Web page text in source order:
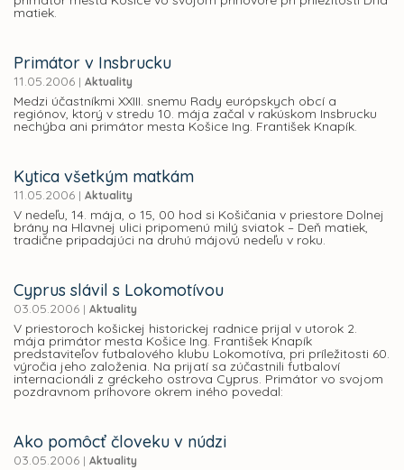
matiek.
Primátor v Insbrucku
11.05.2006 | Aktuality
Medzi účastníkmi XXIII. snemu Rady európskych obcí a
regiónov, ktorý v stredu 10. mája začal v rakúskom Insbrucku
nechýba ani primátor mesta Košice Ing. František Knapík.
Kytica všetkým matkám
11.05.2006 | Aktuality
V nedeľu, 14. mája, o 15, 00 hod si Košičania v priestore Dolnej
brány na Hlavnej ulici pripomenú milý sviatok – Deň matiek,
tradične pripadajúci na druhú májovú nedeľu v roku.
Cyprus slávil s Lokomotívou
03.05.2006 | Aktuality
V priestoroch košickej historickej radnice prijal v utorok 2.
mája primátor mesta Košice Ing. František Knapík
predstaviteľov futbalového klubu Lokomotíva, pri príležitosti 60.
výročia jeho založenia. Na prijatí sa zúčastnili futbaloví
internacionáli z gréckeho ostrova Cyprus. Primátor vo svojom
pozdravnom príhovore okrem iného povedal:
Ako pomôcť človeku v núdzi
03.05.2006 | Aktuality